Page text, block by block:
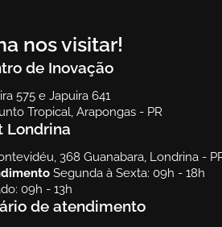
nos visitar!
de Inovação
575 e Japuira 641
Tropical, Arapongas - PR
Londrina
368 Guanabara, Londrina -
Segunda à Sexta: 09h - 18h
09h - 13h
de atendimento